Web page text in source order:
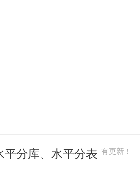
平分库、水平分表有更新！